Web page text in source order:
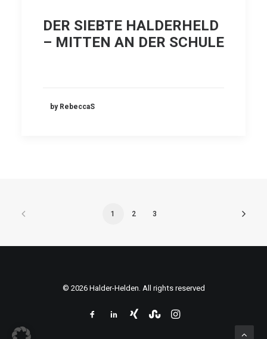
DER SIEBTE HALDERHELD
– MITTEN AN DER SCHULE
by RebeccaS
1 2 3
© 2026 Halder-Helden. All rights reserved